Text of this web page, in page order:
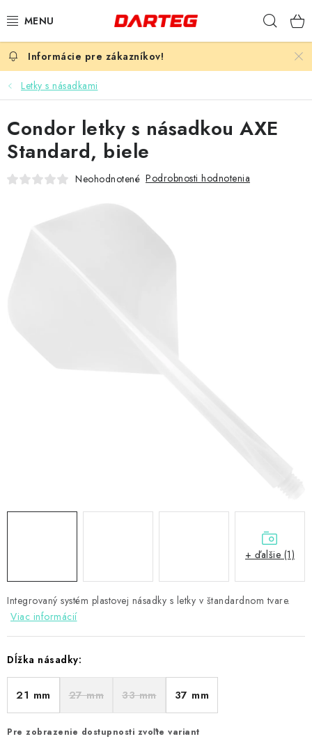
na
ŠÍPKY
TERČE
DOPLNKY K TERČU
Letky s násadkami
Integrovaný systém plastovej násadky s letky v štandardnom tvare.
Viac informácií
Dĺžka násadky:
21 mm 27 mm 33 mm 37 mm
Pre zobrazenie dostupnosti zvoľte variant
Condor letky s násadkou AXE
Standard, biele
Neohodnotené Podrobnosti hodnotenia
+ ďalšie (1)